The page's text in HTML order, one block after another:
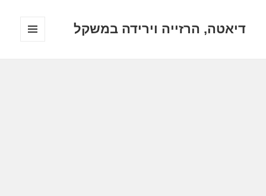
דיאטה, הרזייה וירידה במשקל